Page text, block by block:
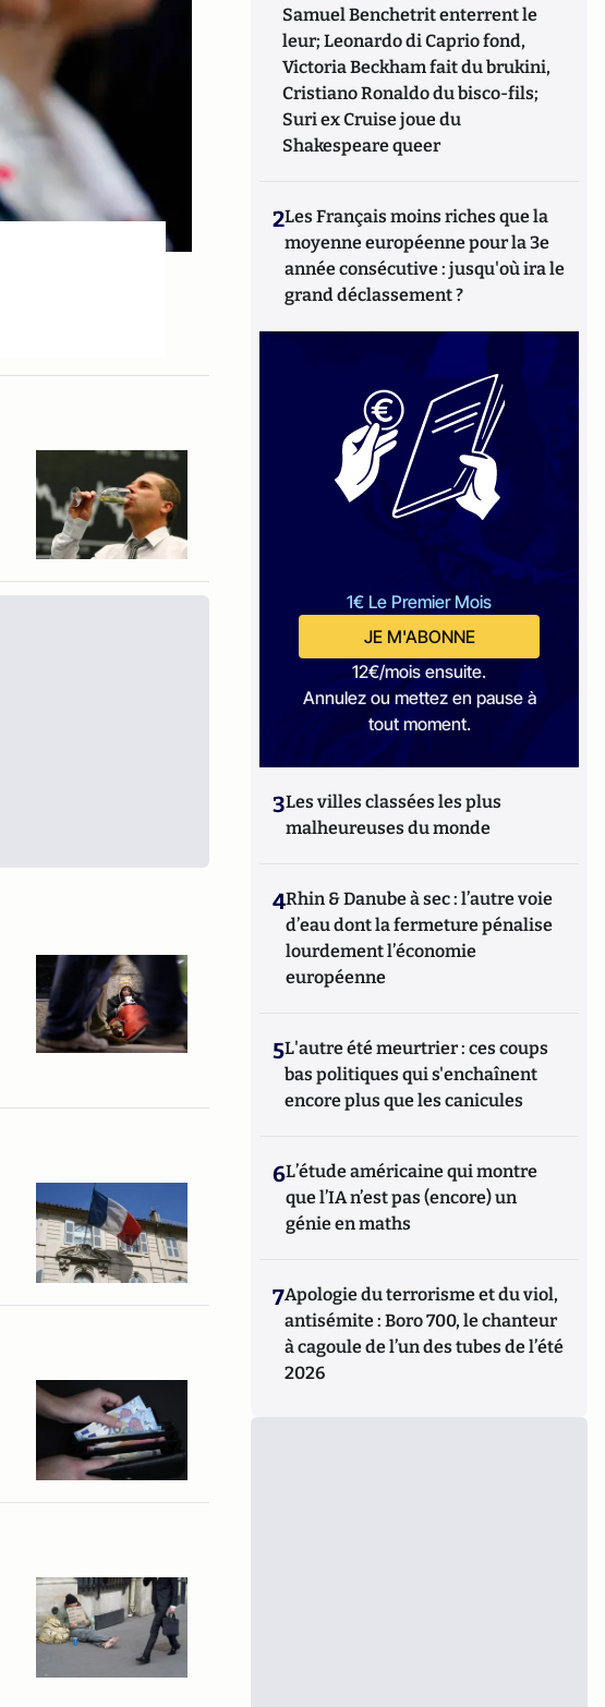
Samuel Benchetrit enterrent le
leur; Leonardo di Caprio fond,
Victoria Beckham fait du brukini,
Cristiano Ronaldo du bisco-fils;
Suri ex Cruise joue du
Shakespeare queer
2Les Français moins riches que la
moyenne européenne pour la 3e
année consécutive : jusqu'où ira le
grand déclassement ?
1€ Le Premier Mois
JE M'ABONNE
12€/mois ensuite.
Annulez ou mettez en pause à
tout moment.
3Les villes classées les plus
malheureuses du monde
4Rhin & Danube à sec : l’autre voie
d’eau dont la fermeture pénalise
lourdement l’économie
européenne
5L'autre été meurtrier : ces coups
bas politiques qui s'enchaînent
encore plus que les canicules
6L’étude américaine qui montre
que l’IA n’est pas (encore) un
génie en maths
7Apologie du terrorisme et du viol,
antisémite : Boro 700, le chanteur
à cagoule de l’un des tubes de l’été
2026